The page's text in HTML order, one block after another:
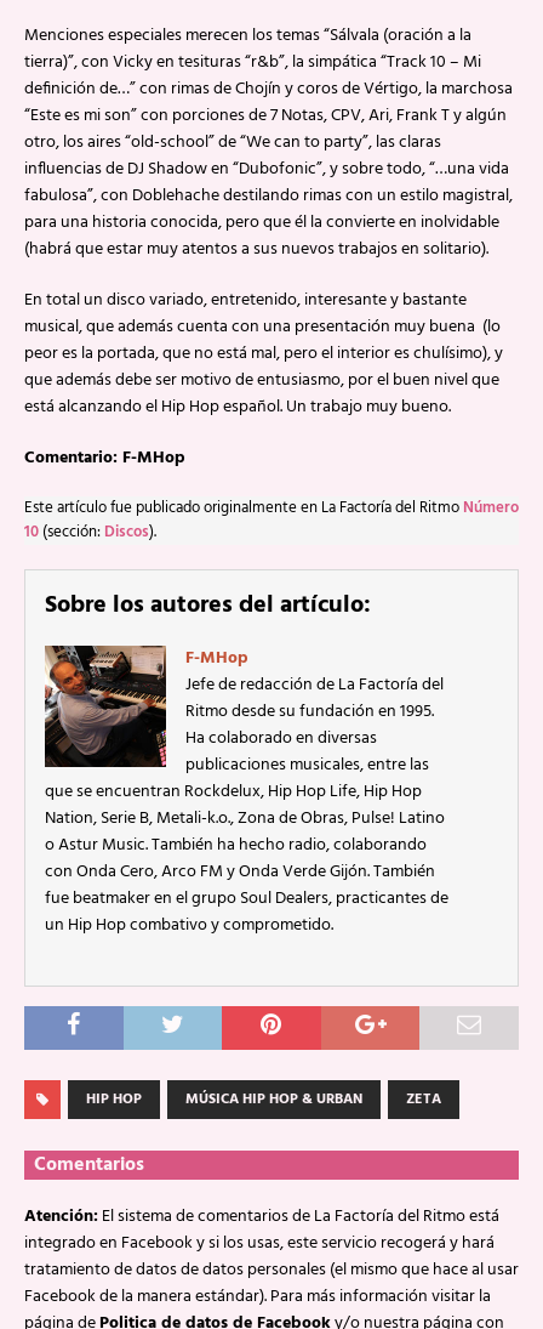
Menciones especiales merecen los temas “Sálvala (oración a la
tierra)”, con Vicky en tesituras “r&b”, la simpática “Track 10 – Mi
definición de…” con rimas de Chojín y coros de Vértigo, la marchosa
“Este es mi son” con porciones de 7 Notas, CPV, Ari, Frank T y algún
otro, los aires “old-school” de “We can to party”, las claras
influencias de DJ Shadow en “Dubofonic”, y sobre todo, “…una vida
fabulosa”, con Doblehache destilando rimas con un estilo magistral,
para una historia conocida, pero que él la convierte en inolvidable
(habrá que estar muy atentos a sus nuevos trabajos en solitario).
En total un disco variado, entretenido, interesante y bastante
musical, que además cuenta con una presentación muy buena (lo
peor es la portada, que no está mal, pero el interior es chulísimo), y
que además debe ser motivo de entusiasmo, por el buen nivel que
está alcanzando el Hip Hop español. Un trabajo muy bueno.
Comentario: F-MHop
Este artículo fue publicado originalmente en La Factoría del Ritmo Número
10 (sección: Discos).
Sobre los autores del artículo:
F-MHop
Jefe de redacción de La Factoría del
Ritmo desde su fundación en 1995.
Ha colaborado en diversas
publicaciones musicales, entre las
que se encuentran Rockdelux, Hip Hop Life, Hip Hop
Nation, Serie B, Metali-k.o., Zona de Obras, Pulse! Latino
o Astur Music. También ha hecho radio, colaborando
con Onda Cero, Arco FM y Onda Verde Gijón. También
fue beatmaker en el grupo Soul Dealers, practicantes de
un Hip Hop combativo y comprometido.
HIP HOP MÚSICA HIP HOP & URBAN ZETA
Comentarios
Atención:El sistema de comentarios de La Factoría del Ritmo está
integrado en Facebook y si los usas, este servicio recogerá y hará
tratamiento de datos de datos personales (el mismo que hace al usar
Facebook de la manera estándar). Para más información visitar la